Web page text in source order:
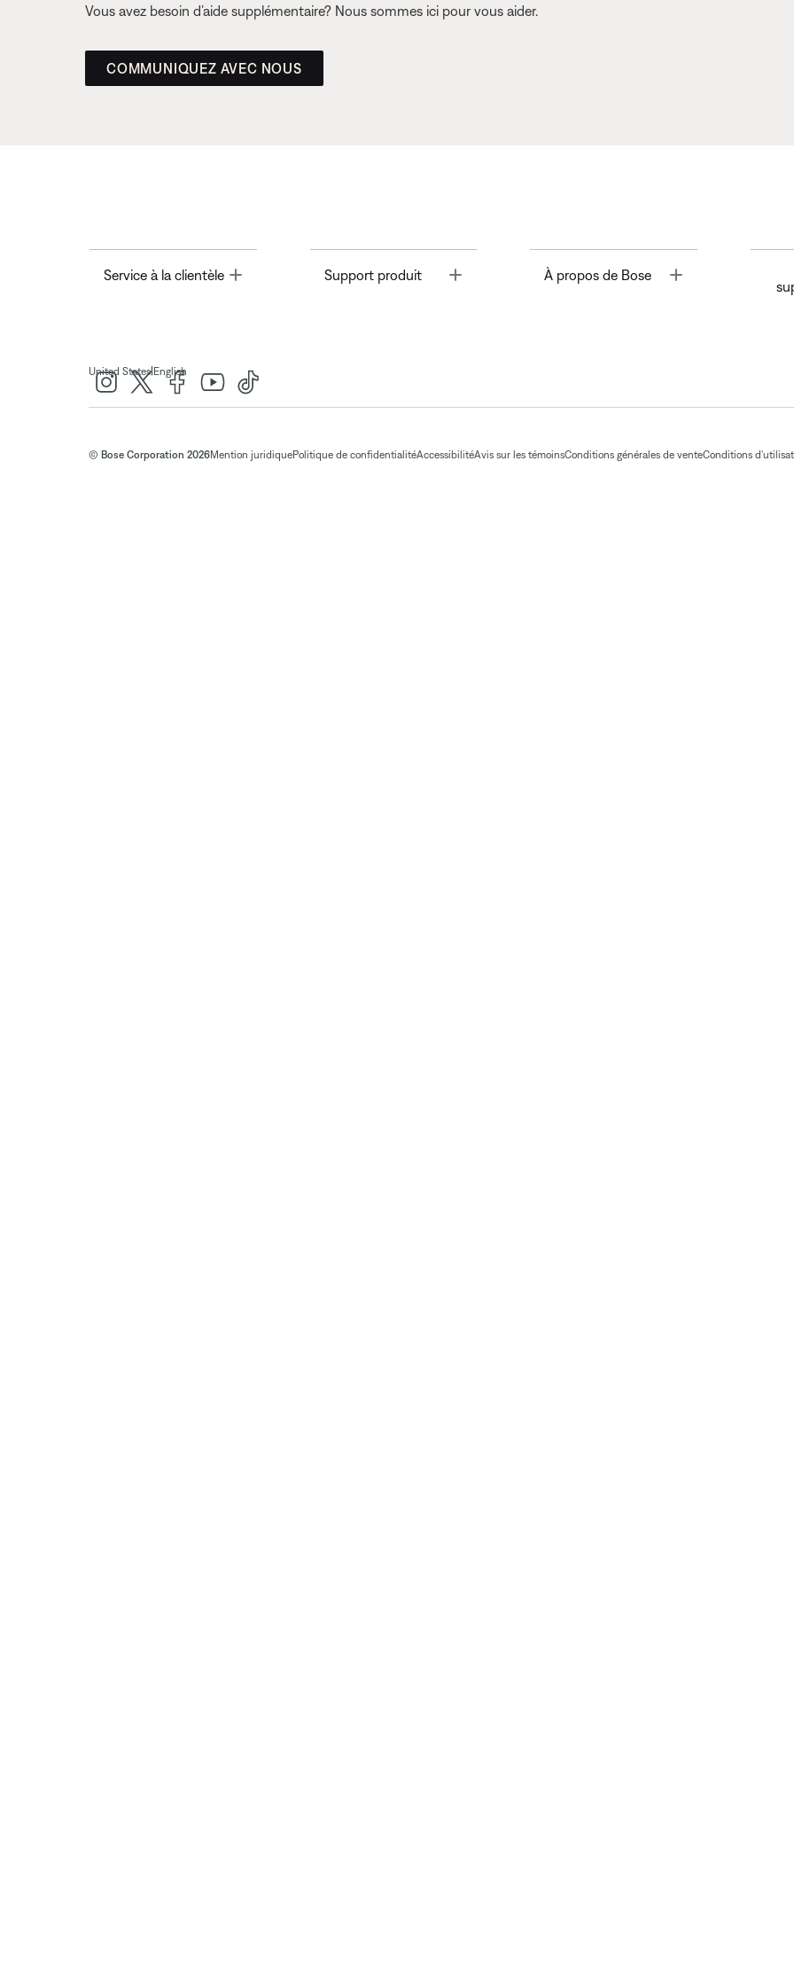
Vous avez besoin d’aide supplémentaire? Nous sommes ici pour vous aider.
COMMUNIQUEZ AVEC NOUS
Service à la clientèle Toggle Support produit À propos de Bose Toggle
United States| English
© Bose Corporation 2026Mention juridiquePolitique de confidentialitéAccessibilitéAvis sur les témoinsConditions générales de venteConditions